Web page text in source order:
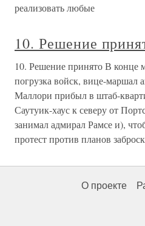
реализовать любые
10. Решение
10. Решение принято В конце
погрузка войск, вице-маршал
Маллори прибыл в штаб-
Саутуик-хаус к северу от
занимал адмирал Рамсе и),
протест против планов
О проекте